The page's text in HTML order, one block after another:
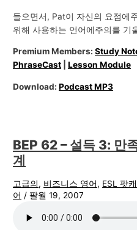
들으면서, Pat이 자신의 요점에
위해 사용하는 언어에주의를 기
Premium Members:Study
PhraseCast |Lesson Module
Download:Podcast MP3
BEP 62 – 설득 3: 만
계
고급의, 비즈니스 영어, ESL 팟
어 /팔월 19, 2007